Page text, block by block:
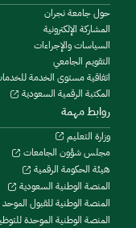
حول جامعة نجران
المشاركة الإلكترونية
السياسات والإجراءات
التقويم الجامعي
اتفاقية مستوى الخدمة للخدمات
المكتبة الرقمية السعودية
روابط مهمة
وزارة التعليم
مجلس شؤون الجامعات
هيئة الحكومة الرقمية
المنصة الوطنية السعودية
المنصة الوطنية للقبول الموحد
المنصة الوطنية الموحدة